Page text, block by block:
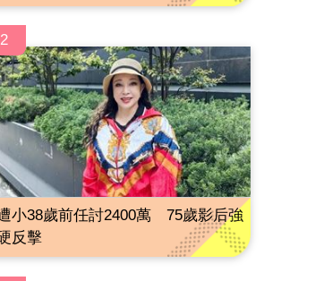
2
小38歲前任討2400萬 75歲影后強
反擊